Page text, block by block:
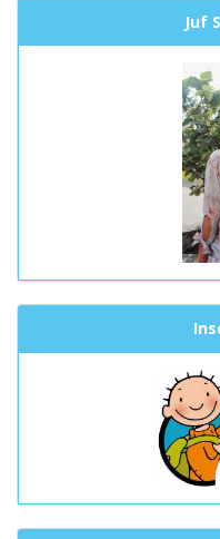
Juf